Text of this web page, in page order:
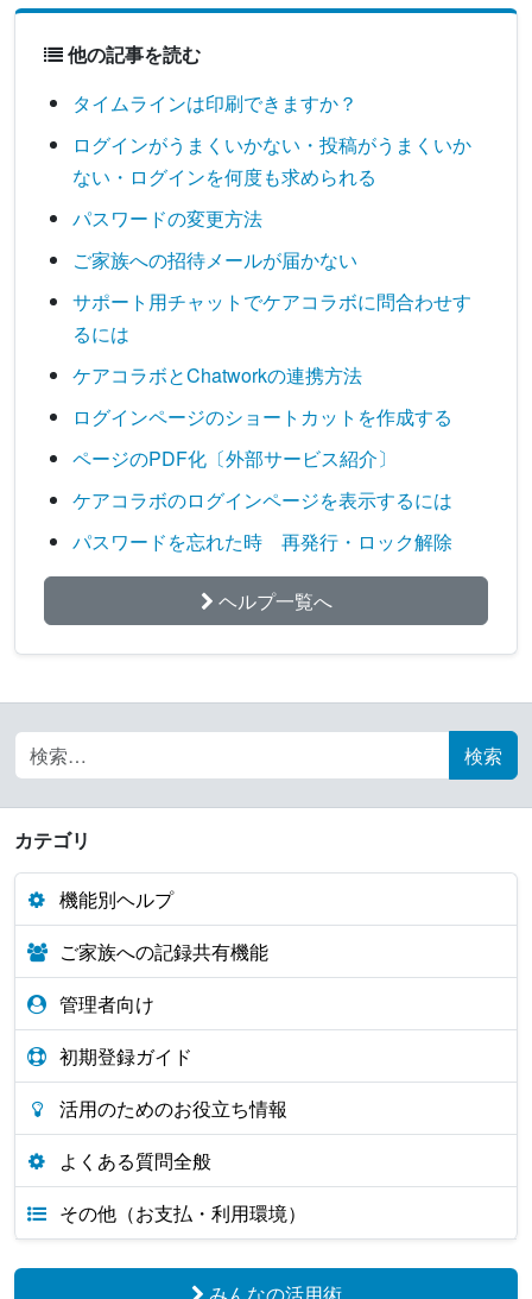
Search for:
カテゴリ
機能別ヘルプ
ご家族への記録共有機能
管理者向け
初期登録ガイド
活用のためのお役立ち情報
よくある質問全般
その他（お支払・利用環境）
みんなの活用術
他の記事を読む
タイムラインは印刷できますか？
ログインがうまくいかない・投稿がうまくいか
ない・ログインを何度も求められる
パスワードの変更方法
ご家族への招待メールが届かない
サポート用チャットでケアコラボに問合わせす
るには
ケアコラボとChatworkの連携方法
ログインページのショートカットを作成する
ページのPDF化〔外部サービス紹介〕
ケアコラボのログインページを表示するには
パスワードを忘れた時 再発行・ロック解除
ヘルプ一覧へ